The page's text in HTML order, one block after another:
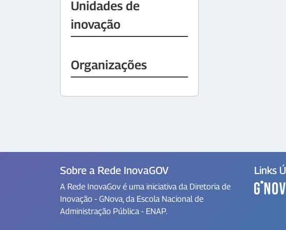
Unidades de
inovação
Organizações
Sobre a Rede InovaGOV
A Rede InovaGov é uma iniciativa da Diretoria de
Inovação - GNova, da Escola Nacional de
Administração Pública - ENAP.
Links